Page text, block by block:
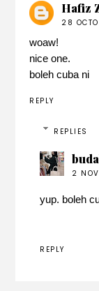
Hafiz
28
woaw!
nice one.
boleh cuba ni
REPLY
REPLIES
2
yup. boleh
REPLY